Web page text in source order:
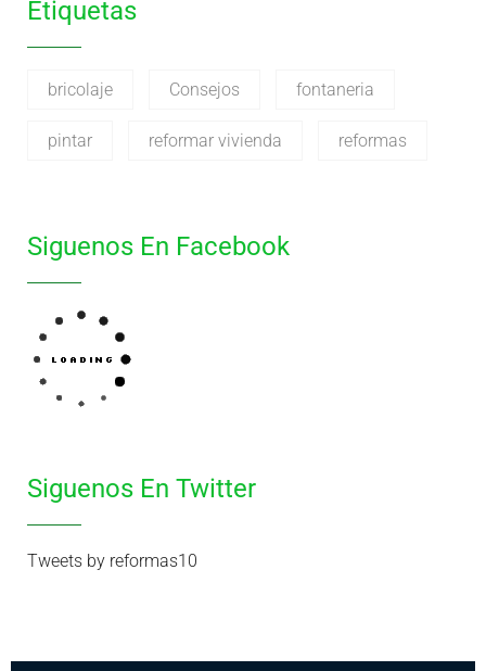
Etiquetas
bricolaje Consejos fontaneria
pintar reformar vivienda reformas
Siguenos En Facebook
Siguenos En Twitter
Tweets by reformas10